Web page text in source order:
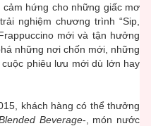
cảm hứng cho những giấc mơ
nghiệm chương trình “Sip,
mới và tận hưởng
những nơi chốn mới, những
phiêu lưu mới dù lớn hay
khách hàng có thể thưởng
Beverage-, món nước